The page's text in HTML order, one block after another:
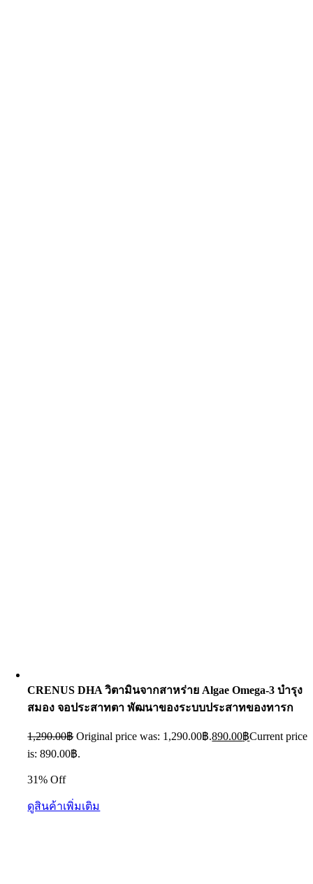
CRENUS DHA วิตามินจากสาหร่าย Algae Omega-3 บำรุง
สมอง จอประสาทตา พัฒนาของระบบประสาทของทารก
1,290.00฿ Original price was: 1,290.00฿.890.00฿Current price
is: 890.00฿.
31% Off
ดูสินค้าเพิ่มเติม